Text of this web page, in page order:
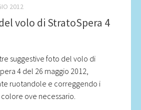
2012
volo di StratoSpera 4
suggestive foto del volo di
4 del 26 maggio 2012,
ruotandole e correggendo i
ove necessario.